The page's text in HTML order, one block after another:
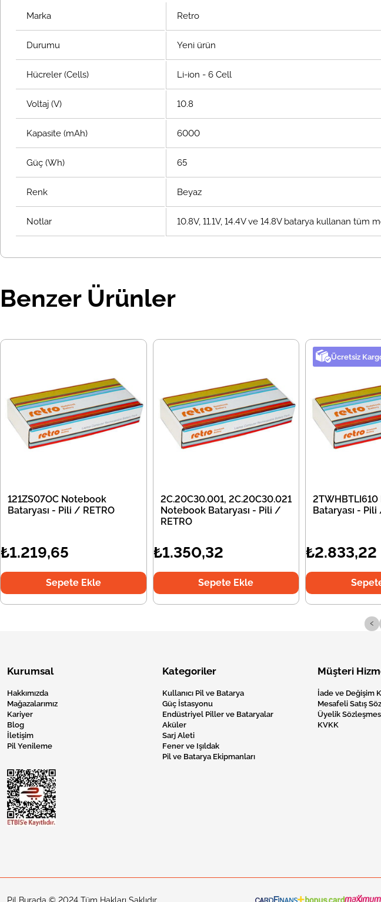
Marka Retro
Durumu Yeni ürün
Hücreler (Cells) Li-ion - 6 Cell
Voltaj (V) 10.8
Kapasite (mAh) 6000
Güç (Wh) 65
Renk Beyaz
Notlar 10.8V, 11.1V, 14.4V ve 14.8V batarya kullanan tüm
Benzer Ürünler
121ZS07OC Notebook
Bataryası - Pili / RETRO
₺1.219,65
Sepete Ekle
2C.20C30.001, 2C.20C30.021
Notebook Bataryası - Pili /
RETRO
₺1.350,32
Sepete Ekle
Ücretsiz
Bataryası - Pili
₺2.833,22
‹
Kurumsal
Hakkımızda
Mağazalarımız
Kariyer
Blog
İletişim
Pil Yenileme
Kategoriler
Kullanıcı Pil ve Batarya
Güç İstasyonu
Endüstriyel Piller ve Bataryalar
Aküler
Sarj Aleti
Fener ve Işıldak
Pil ve Batarya Ekipmanları
Müşteri
İade ve Değişim
Mesafeli Satış
Üyelik
KVKK